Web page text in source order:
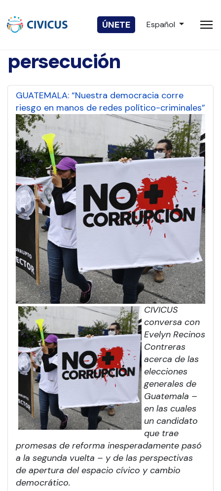
ÚNETE Seleccione su
Español
persecución
GUATEMALA: “Nuestra democracia corre
riesgo en manos de redes político-criminales”
CIVICUS
conversa con
Evelyn Recinos
Contreras
acerca de las
elecciones
generales de
Guatemala –
en las cuales
un candidato
que trae
promesas de reforma inesperadamente pasó
a la segunda vuelta – y de las perspectivas
de apertura del espacio cívico y cambio
democrático.